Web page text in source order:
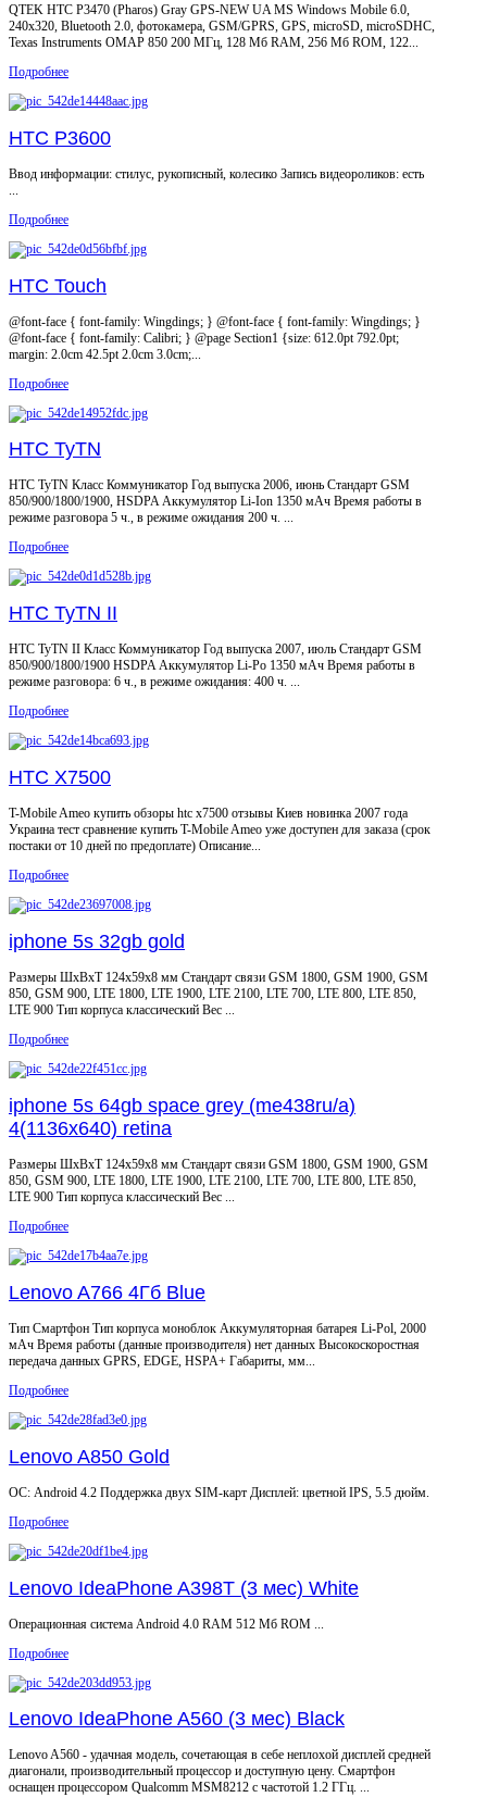
QTEK HTC P3470 (Pharos) Gray GPS-NEW UA MS Windows Mobile 6.0,
240x320, Bluetooth 2.0, фотокамера, GSM/GPRS, GPS, microSD, microSDHC,
Texas Instruments OMAP 850 200 МГц, 128 Мб RAM, 256 Мб ROM, 122...
Подробнее
HTC P3600
Ввод информации: стилус, рукописный, колесико Запись видеороликов: есть
Подробнее
HTC Touch
@font-face { font-family: Wingdings; } @font-face { font-family: Wingdings; }
@font-face { font-family: Calibri; } @page Section1 {size: 612.0pt 792.0pt;
margin: 2.0cm 42.5pt 2.0cm 3.0cm;...
Подробнее
HTC TyTN
HTC TyTN Класс Коммуникатор Год выпуска 2006, июнь Стандарт GSM
850/900/1800/1900, HSDPA Аккумулятор Li-Ion 1350 мАч Время работы в
режиме разговора 5 ч., в режиме ожидания 200 ч. ...
Подробнее
HTC TyTN II
HTC TyTN II Класс Коммуникатор Год выпуска 2007, июль Стандарт GSM
850/900/1800/1900 HSDPA Аккумулятор Li-Po 1350 мАч Время работы в
режиме разговора: 6 ч., в режиме ожидания: 400 ч. ...
Подробнее
HTC X7500
T-Mobile Ameo купить обзоры htc x7500 отзывы Киев новинка 2007 года
Украина тест сравнение купить T-Mobile Ameo уже доступен для заказа (срок
постаки от 10 дней по предоплате) Описание...
Подробнее
iphone 5s 32gb gold
Размеры ШxВxТ 124x59x8 мм Стандарт связи GSM 1800, GSM 1900, GSM
850, GSM 900, LTE 1800, LTE 1900, LTE 2100, LTE 700, LTE 800, LTE 850,
LTE 900 Тип корпуса классический Вес ...
Подробнее
iphone 5s 64gb space grey (me438ru/a)
4(1136x640) retina
Размеры ШxВxТ 124x59x8 мм Стандарт связи GSM 1800, GSM 1900, GSM
850, GSM 900, LTE 1800, LTE 1900, LTE 2100, LTE 700, LTE 800, LTE 850,
LTE 900 Тип корпуса классический Вес ...
Подробнее
Lenovo A766 4Гб Blue
Тип Смартфoн Тип корпуса моноблок Аккумуляторная батарея Li-Pol, 2000
мАч Время работы (данные производителя) нет данных Высокоскоростная
передача данных GPRS, EDGE, HSPA+ Габариты, мм...
Подробнее
Lenovo A850 Gold
ОС: Android 4.2 Поддержка двух SIM-карт Дисплей: цветной IPS, 5.5 дюйм.
Подробнее
Lenovo IdeaPhone A398T (3 мес) White
Операционная система Android 4.0 RAM 512 Мб ROM ...
Подробнее
Lenovo IdeaPhone A560 (3 мес) Black
Lenovo A560 - удачная модель, сочетающая в себе неплохой дисплей средней
диагонали, производительный процессор и доступную цену. Смартфон
оснащен процессором Qualcomm MSM8212 с частотой 1.2 ГГц. ...